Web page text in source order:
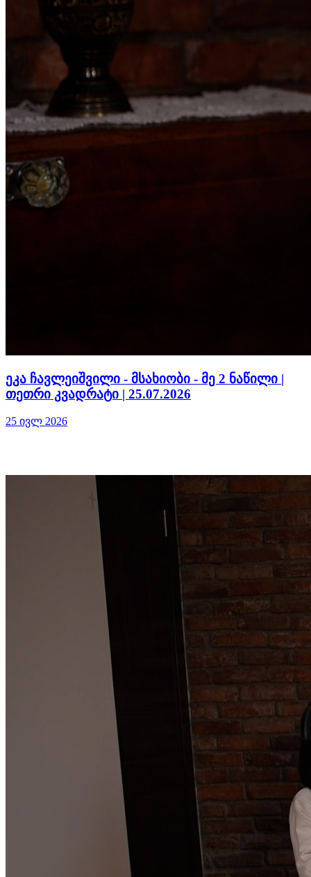
ეკა ჩავლეიშვილი - მსახიობი - მე 2 ნაწილი |
თეთრი კვადრატი | 25.07.2026
25 ივლ 2026